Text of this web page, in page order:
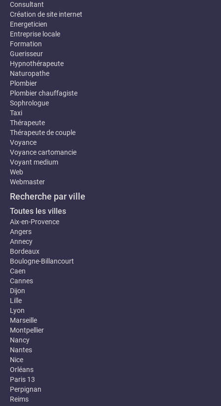
Consultant
Création de site internet
Energeticien
Entreprise locale
Formation
Guerisseur
Hypnothérapeute
Naturopathe
Plombier
Plombier chauffagiste
Sophrologue
Taxi
Thérapeute
Thérapeute de couple
Voyance
Voyance cartomancie
Voyant medium
Web
Webmaster
Recherche par ville
Toutes les villes
Aix-en-Provence
Angers
Annecy
Bordeaux
Boulogne-Billancourt
Caen
Cannes
Dijon
Lille
Lyon
Marseille
Montpellier
Nancy
Nantes
Nice
Orléans
Paris 13
Perpignan
Reims